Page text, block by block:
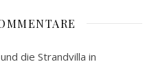
die Strandvilla in